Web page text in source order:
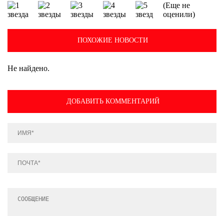
(Еще не
оценили)
ПОХОЖИЕ НОВОСТИ
Не найдено.
ДОБАВИТЬ КОММЕНТАРИЙ